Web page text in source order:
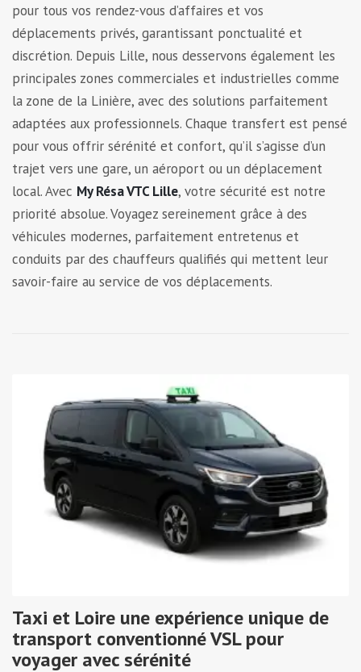
pour tous vos rendez-vous d’affaires et vos
déplacements privés, garantissant ponctualité et
discrétion. Depuis Lille, nous desservons également les
principales zones commerciales et industrielles comme
la zone de la Linière, avec des solutions parfaitement
adaptées aux professionnels. Chaque transfert est pensé
pour vous offrir sérénité et confort, qu’il s’agisse d’un
trajet vers une gare, un aéroport ou un déplacement
local. Avec My Résa VTC Lille, votre sécurité est notre
priorité absolue. Voyagez sereinement grâce à des
véhicules modernes, parfaitement entretenus et
conduits par des chauffeurs qualifiés qui mettent leur
savoir-faire au service de vos déplacements.
Taxi et Loire une expérience unique de
transport conventionné VSL pour
voyager avec sérénité